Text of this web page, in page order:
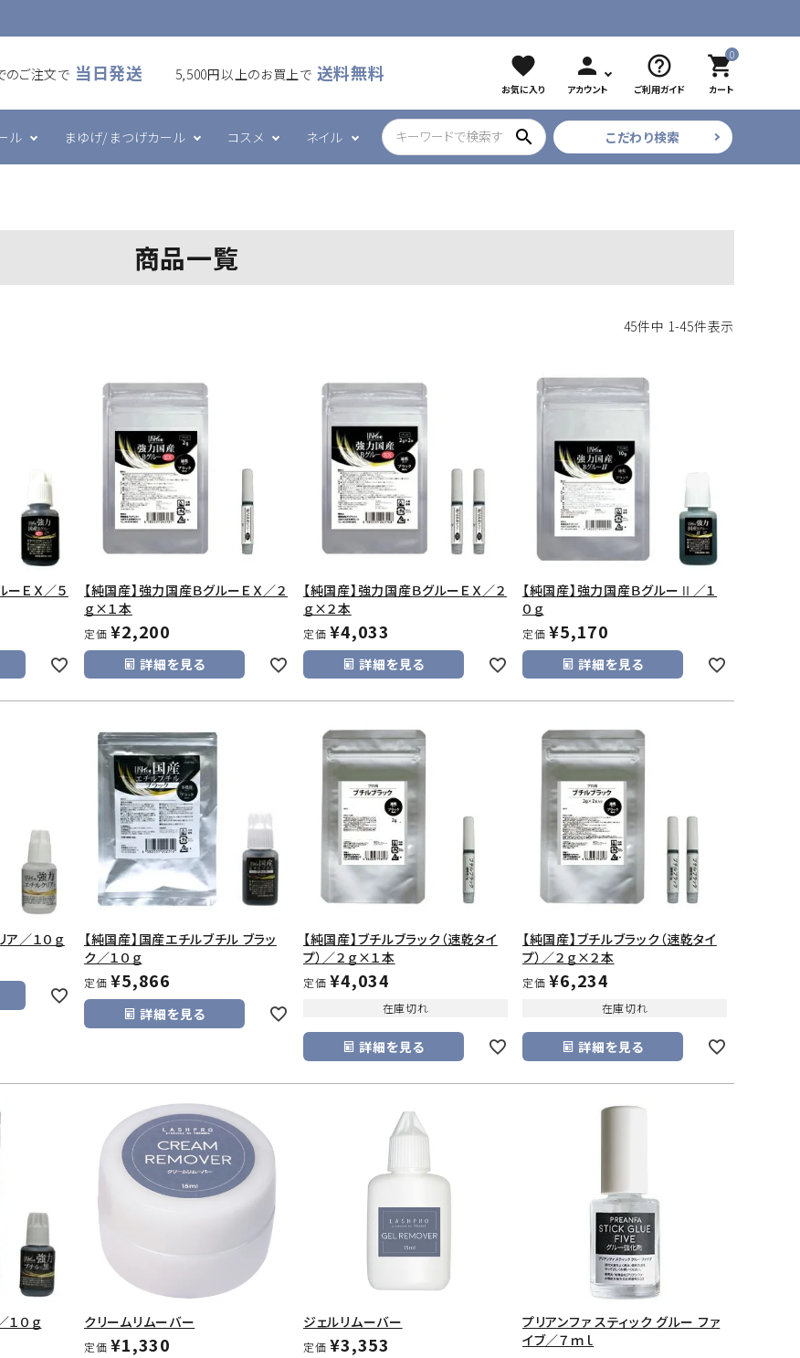
のご注文で 当日発送 5,500円以上のお買上で 送料無料 favorite
お気に入り
person
アカウント
help_outline
ご利用ガイド
0
shopping_cart
カート
グルー・リムーバー
ル
その他
まゆげ/まつげカール コスメ ネイル
ネイルデコレーション
search こだわり検索
商品一覧
45件中 1-45件表示
ーＥＸ／５
【純国産】強力国産ＢグルーＥＸ／２
ｇ×１本
定価 ¥2,200
詳細を見る
【純国産】強力国産ＢグルーＥＸ／２
ｇ×２本
定価 ¥4,033
詳細を見る
【純国産】強力国産ＢグルーⅡ／１
０ｇ
定価 ¥5,170
詳細を見る
ア／１０ｇ
【純国産】国産エチルブチル ブラッ
ク／１０ｇ
定価 ¥5,866
詳細を見る
【純国産】ブチルブラック（速乾タイ
プ）／２ｇ×１本
定価 ¥4,034
在庫切れ
詳細を見る
【純国産】ブチルブラック（速乾タイ
プ）／２ｇ×２本
定価 ¥6,234
在庫切れ
詳細を見る
１０ｇ クリームリムーバー
定価 ¥1,330
ジェルリムーバー
定価 ¥3,353
プリアンファ スティック グルー ファ
イブ／７ｍｌ